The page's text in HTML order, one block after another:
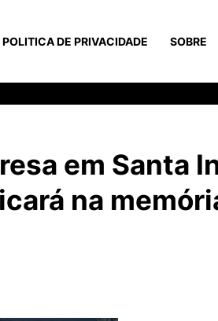
POLITICA DE PRIVACIDADE SOBRE
em Santa
na